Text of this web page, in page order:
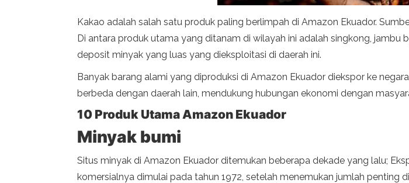
Kakao adalah salah satu produk paling berlimpah di Amazon Ekuador.
Di antara produk utama yang ditanam di wilayah ini adalah singkong, jambu
deposit minyak yang luas yang dieksploitasi di daerah ini.
Banyak barang alami yang diproduksi di Amazon Ekuador diekspor ke
berbeda dengan daerah lain, mendukung hubungan ekonomi dengan
10 Produk Utama Amazon Ekuador
Minyak bumi
Situs minyak di Amazon Ekuador ditemukan beberapa dekade yang lalu;
komersialnya dimulai pada tahun 1972, setelah menemukan jumlah penting